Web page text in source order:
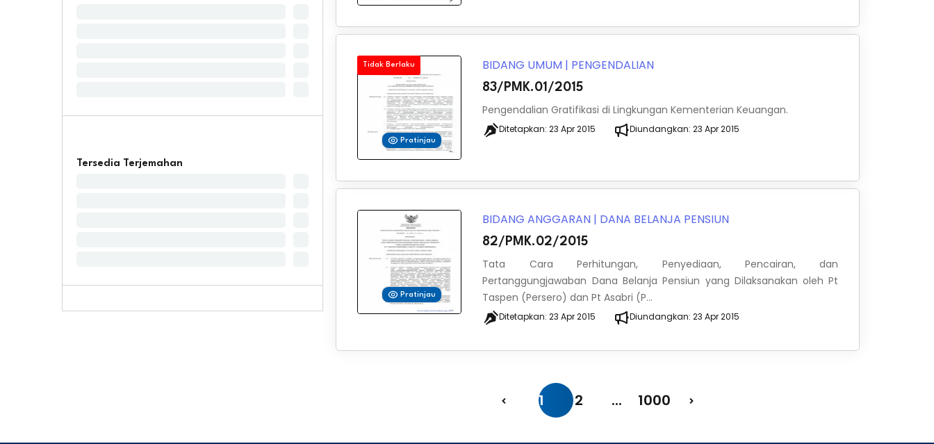
Tersedia Terjemahan
Tidak Berlaku
Pratinjau
BIDANG UMUM | PENGENDALIAN
83/PMK.01/2015
Pengendalian Gratifikasi di Lingkungan Kementerian Keuangan.
Ditetapkan:23 Apr 2015 Diundangkan:23 Apr 2015
Pratinjau
BIDANG ANGGARAN | DANA BELANJA PENSIUN
82/PMK.02/2015
Tata Cara Perhitungan, Penyediaan, Pencairan, dan
Pertanggungjawaban Dana Belanja Pensiun yang Dilaksanakan oleh Pt
Taspen (Persero) dan Pt Asabri (P...
Ditetapkan:23 Apr 2015 Diundangkan:23 Apr 2015
1 2 ... 1000